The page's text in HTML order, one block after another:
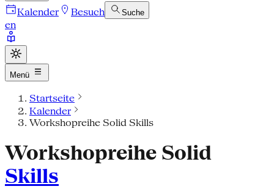
Kalender Besuch Suche
en
Menü
Startseite
Kalender
Workshopreihe Solid Skills
Workshopreihe Solid
Skills